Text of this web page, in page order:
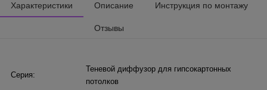
Характеристики Описание Инструкция по монтажу
Отзывы
Серия:
Теневой диффузор для гипсокартонных
потолков